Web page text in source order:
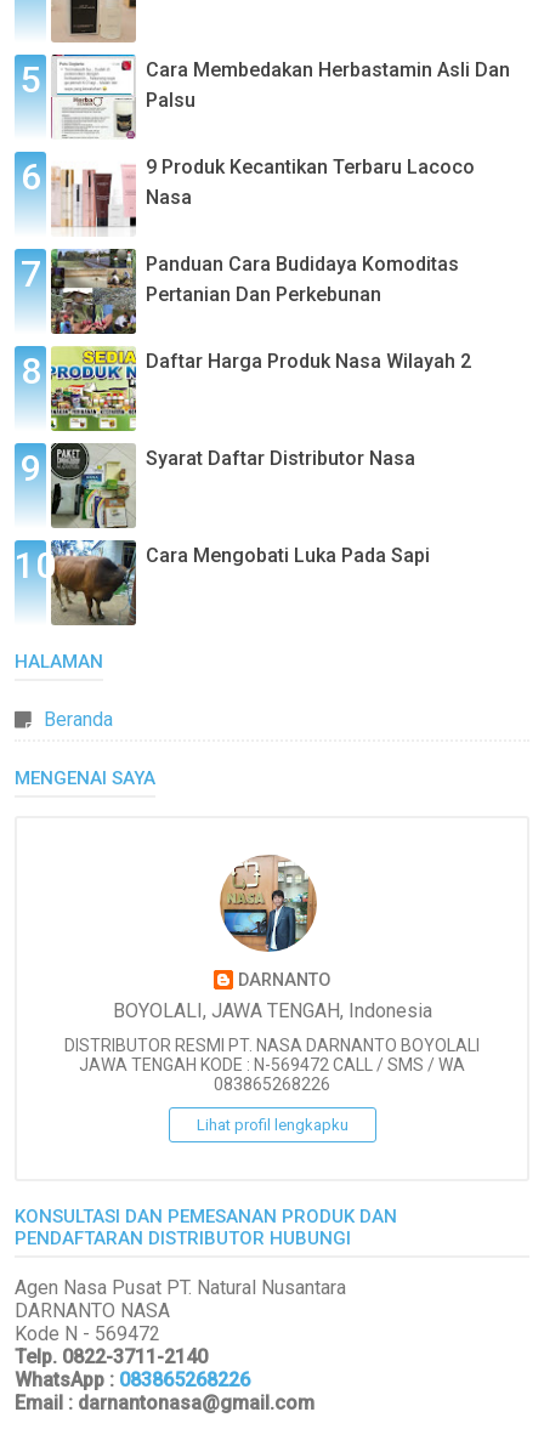
Cara Membedakan Herbastamin Asli Dan
Palsu
9 Produk Kecantikan Terbaru Lacoco
Nasa
Panduan Cara Budidaya Komoditas
Pertanian Dan Perkebunan
Daftar Harga Produk Nasa Wilayah 2
Syarat Daftar Distributor Nasa
Cara Mengobati Luka Pada Sapi
HALAMAN
Beranda
MENGENAI SAYA
DARNANTO
BOYOLALI, JAWA TENGAH, Indonesia
DISTRIBUTOR RESMI PT. NASA DARNANTO BOYOLALI
JAWA TENGAH KODE : N-569472 CALL / SMS / WA
083865268226
Lihat profil lengkapku
KONSULTASI DAN PEMESANAN PRODUK DAN
PENDAFTARAN DISTRIBUTOR HUBUNGI
Agen Nasa Pusat PT. Natural Nusantara
DARNANTO NASA
Kode N - 569472
Telp. 0822-3711-2140
WhatsApp : 083865268226
Email : darnantonasa@gmail.com